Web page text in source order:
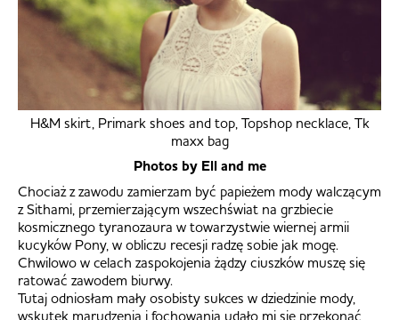
H&M skirt, Primark shoes and top, Topshop necklace, Tk
maxx bag
Photos by Ell and me
Chociaż z zawodu zamierzam być papieżem mody walczącym
z Sithami, przemierzającym wszechświat na grzbiecie
kosmicznego tyranozaura w towarzystwie wiernej armii
kucyków Pony, w obliczu recesji radzę sobie jak mogę.
Chwilowo w celach zaspokojenia żądzy ciuszków muszę się
ratować zawodem biurwy.
Tutaj odniosłam mały osobisty sukces w dziedzinie mody,
wskutek marudzenia i fochowania udało mi się przekonać